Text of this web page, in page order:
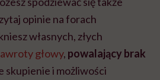
opinie na forach
własnych, złych
głowy, powalający brak
skupienie i możliwości